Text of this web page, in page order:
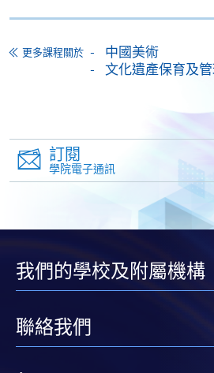
務，申請人可通過網上申請個別
大部份公開招生的課程(以先到先
機)、VISA 或 Mastercard。除上
讀學歷頒授課程設有網上服務，
信支付」(Online WeChat Pay)
Alipay) 或 「轉數快」(FPS) 繳付學
填寫網上報名表格
申請人可按該課程網頁的右上
後按照指示填妥網上報名表格
更多課程關於
中國美術
文化遺產保育及
訂閱
學院電子通訊
我們的學校及附屬機構
聯絡我們